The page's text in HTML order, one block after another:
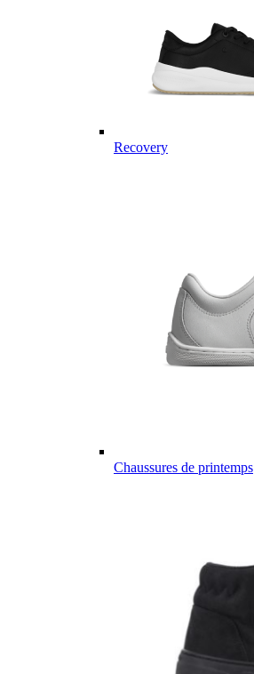
Recovery
Chaussures de printemps